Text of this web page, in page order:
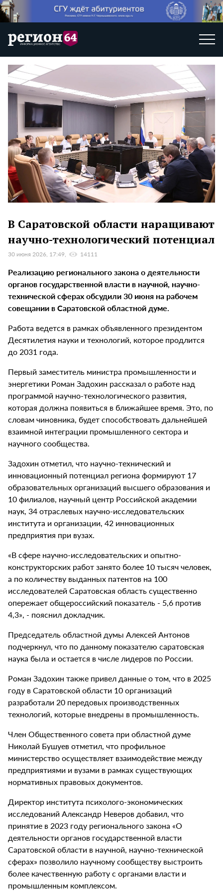
В Саратовской области наращивают
научно-технологический потенциал
30 июня 2026, 17:49 14111
Реализацию регионального закона о деятельности
органов государственной власти в научной, научно-
технической сферах обсудили 30 июня на рабочем
совещании в Саратовской областной думе.
Работа ведется в рамках объявленного президентом
Десятилетия науки и технологий, которое продлится
до 2031 года.
Первый заместитель министра промышленности и
энергетики Роман Задохин рассказал о работе над
программой научно-технологического развития,
которая должна появиться в ближайшее время. Это, по
словам чиновника, будет способствовать дальнейшей
взаимной интеграции промышленного сектора и
научного сообщества.
Задохин отметил, что научно-технический и
инновационный потенциал региона формируют 17
образовательных организаций высшего образования и
10 филиалов, научный центр Российской академии
наук, 34 отраслевых научно-исследовательских
института и организации, 42 инновационных
предприятия при вузах.
«В сфере научно-исследовательских и опытно-
конструкторских работ занято более 10 тысяч человек,
а по количеству выданных патентов на 100
исследователей Саратовская область существенно
опережает общероссийский показатель - 5,6 против
4,3», - пояснил докладчик.
Председатель областной думы Алексей Антонов
подчеркнул, что по данному показателю саратовская
наука была и остается в числе лидеров по России.
Роман Задохин также привел данные о том, что в 2025
году в Саратовской области 10 организаций
разработали 20 передовых производственных
технологий, которые внедрены в промышленность.
Член Общественного совета при областной думе
Николай Бушуев отметил, что профильное
министерство осуществляет взаимодействие между
предприятиями и вузами в рамках существующих
нормативных правовых документов.
Директор института психолого-экономических
исследований Александр Неверов добавил, что
принятие в 2023 году регионального закона «О
деятельности органов государственной власти
Саратовской области в научной, научно-технической
сферах» позволило научному сообществу выстроить
более качественную работу с органами власти и
промышленным комплексом.